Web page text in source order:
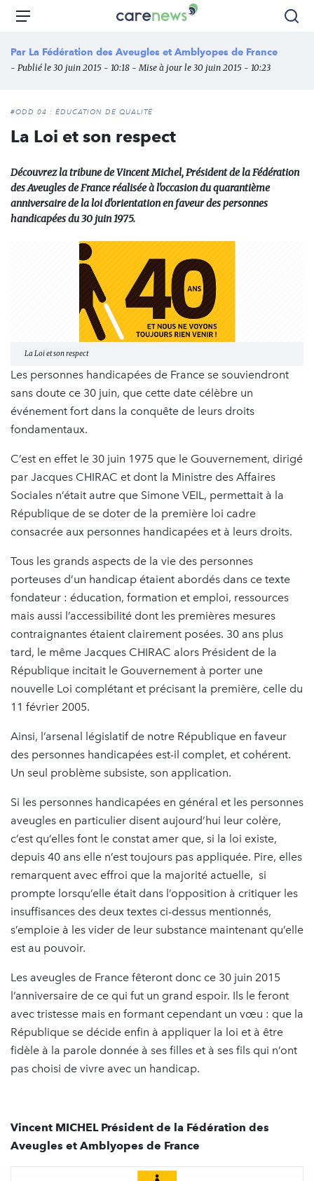
Aller
principal
Carenews,
média
des
l'engagement
Menu
Par La Fédération des Aveugles et Amblyopes de France
- Publié le 30 juin 2015 - 10:18 - Mise à jour le 30 juin 2015 - 10:23
#ODD 04 : ÉDUCATION DE QUALITÉ
La Loi et son respect
Découvrez la tribune de Vincent Michel, Président de la Fédération
des Aveugles de France réalisée à l'occasion du quarantième
anniversaire de la loi d'orientation en faveur des personnes
handicapées du 30 juin 1975.
La Loi et son respect
Les personnes handicapées de France se souviendront
sans doute ce 30 juin, que cette date célèbre un
événement fort dans la conquête de leurs droits
fondamentaux.
C’est en effet le 30 juin 1975 que le Gouvernement, dirigé
par Jacques CHIRAC et dont la Ministre des Affaires
Sociales n’était autre que Simone VEIL, permettait à la
République de se doter de la première loi cadre
consacrée aux personnes handicapées et à leurs droits.
Tous les grands aspects de la vie des personnes
porteuses d’un handicap étaient abordés dans ce texte
fondateur : éducation, formation et emploi, ressources
mais aussi l’accessibilité dont les premières mesures
contraignantes étaient clairement posées. 30 ans plus
tard, le même Jacques CHIRAC alors Président de la
République incitait le Gouvernement à porter une
nouvelle Loi complétant et précisant la première, celle du
11 février 2005.
Ainsi, l’arsenal législatif de notre République en faveur
des personnes handicapées est-il complet, et cohérent.
Un seul problème subsiste, son application.
Si les personnes handicapées en général et les personnes
aveugles en particulier disent aujourd’hui leur colère,
c’est qu’elles font le constat amer que, si la loi existe,
depuis 40 ans elle n’est toujours pas appliquée. Pire, elles
remarquent avec effroi que la majorité actuelle, si
prompte lorsqu’elle était dans l’opposition à critiquer les
insuffisances des deux textes ci-dessus mentionnés,
s’emploie à les vider de leur substance maintenant qu’elle
est au pouvoir.
Les aveugles de France fêteront donc ce 30 juin 2015
l’anniversaire de ce qui fut un grand espoir. Ils le feront
avec tristesse mais en formant cependant un vœu : que la
République se décide enfin à appliquer la loi et à être
fidèle à la parole donnée à ses filles et à ses fils qui n’ont
pas choisi de vivre avec un handicap.
Vincent MICHEL Président de la Fédération des
Aveugles et Amblyopes de France